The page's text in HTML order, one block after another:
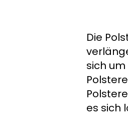
Die
sich
es sich